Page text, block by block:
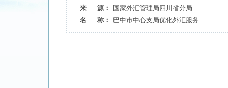
来 源：
国家外汇管理局四川省分局
名 称：
巴中市中心支局优化外汇服务